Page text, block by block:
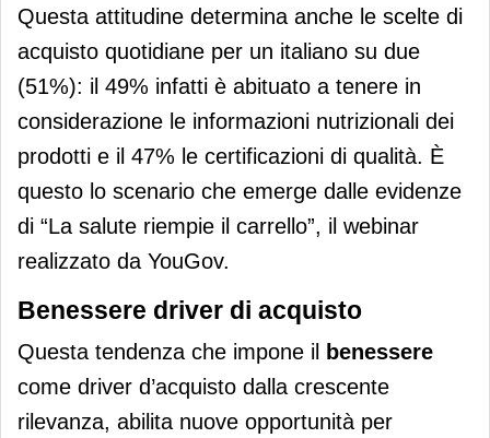
Questa attitudine determina anche le scelte di
acquisto quotidiane per un italiano su due
(51%): il 49% infatti è abituato a tenere in
considerazione le informazioni nutrizionali dei
prodotti e il 47% le certificazioni di qualità. È
questo lo scenario che emerge dalle evidenze
di “La salute riempie il carrello”, il webinar
realizzato da YouGov.
Benessere driver di acquisto
Questa tendenza che impone il
benessere
come driver d’acquisto dalla crescente
rilevanza, abilita nuove opportunità per